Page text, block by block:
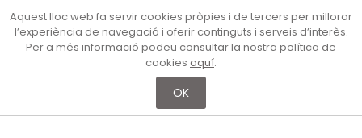
Aquest lloc web fa servir cookies pròpies i de tercers per millorar
l’experiència de navegació i oferir continguts i serveis d’interès.
Per a més informació podeu consultar la nostra política de
cookies aquí.
OK